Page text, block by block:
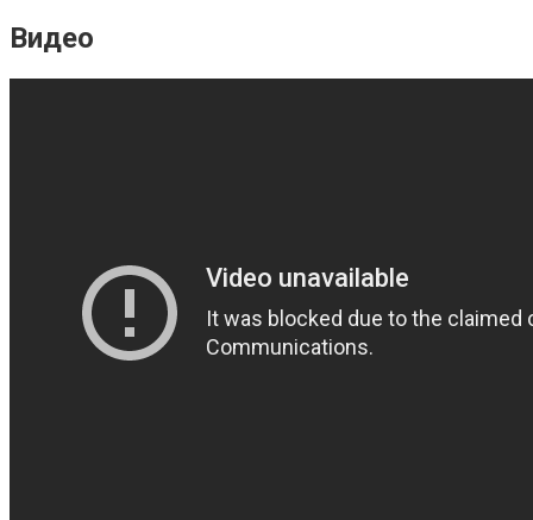
Видео